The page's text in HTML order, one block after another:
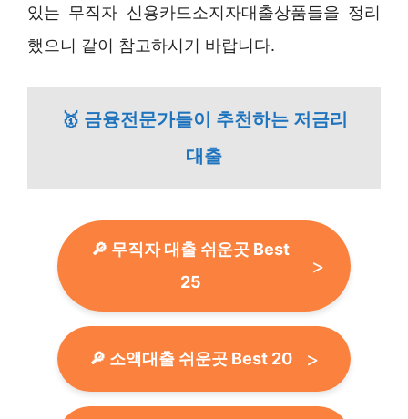
있는 무직자 신용카드소지자대출상품들을 정리
했으니 같이 참고하시기 바랍니다.
🥇 금융전문가들이 추천하는 저금리
대출
🔎 무직자 대출 쉬운곳 Best
25
🔎 소액대출 쉬운곳 Best 20